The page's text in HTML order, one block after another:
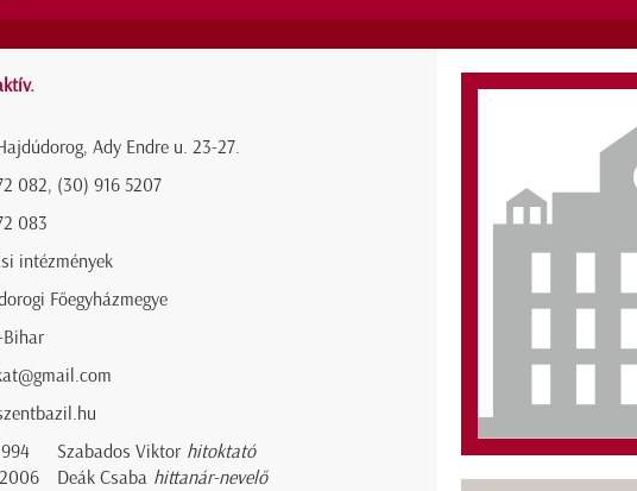
Ady Endre u. 23-27.
082, (30) 916 5207
083
intézmények
Főegyházmegye
Szabados Viktor hitoktató
Deák Csaba hittanár-nevelő